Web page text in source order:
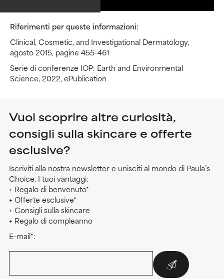
Riferimenti per queste informazioni:
Clinical, Cosmetic, and Investigational Dermatology,
agosto 2015, pagine 455-461
Serie di conferenze IOP: Earth and Environmental
Science, 2022, ePublication
Vuoi scoprire altre curiosità,
consigli sulla skincare e offerte
esclusive?
Iscriviti alla nostra newsletter e unisciti al mondo di Paula’s
Choice. I tuoi vantaggi:
+ Regalo di benvenuto*
+ Offerte esclusive*
+ Consigli sulla skincare
+ Regalo di compleanno
E-mail*: